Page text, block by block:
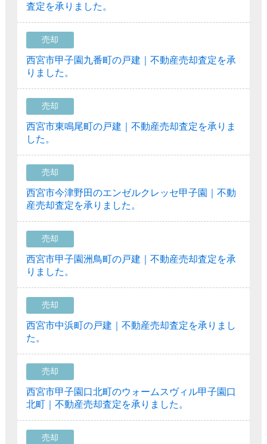
査定を承りました。
売却
西宮市甲子園九番町の戸建｜不動産売却査定を承
りました。
売却
西宮市東鳴尾町の戸建｜不動産売却査定を承りま
した。
売却
西宮市今津野田のエンゼルクレッセ甲子園｜不動
産売却査定を承りました。
売却
西宮市甲子園洲鳥町の戸建｜不動産売却査定を承
りました。
売却
西宮市中浜町の戸建｜不動産売却査定を承りまし
た。
売却
西宮市甲子園口北町のウォームスヴィル甲子園口
北町｜不動産売却査定を承りました。
売却